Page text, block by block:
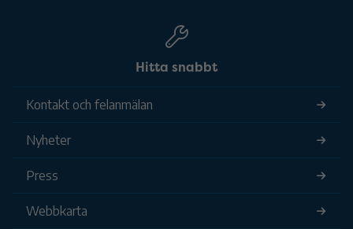
Hitta snabbt
Kontakt och felanmälan
Nyheter
Press
Webbkarta